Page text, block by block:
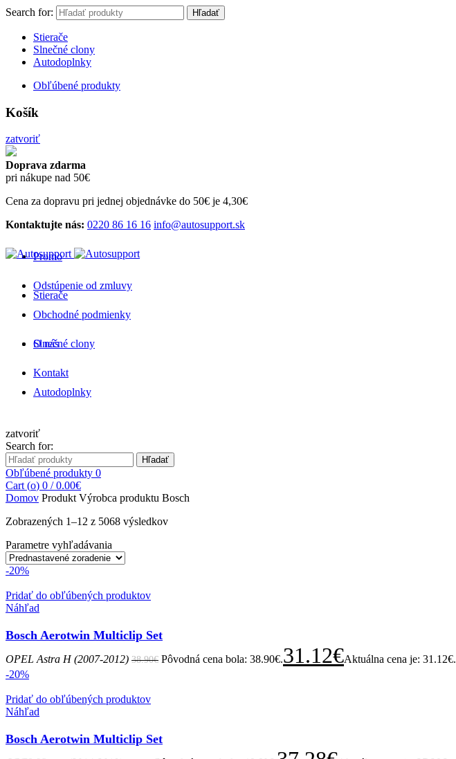
Search for: Hľadať
Stierače
Slnečné clony
Autodoplnky
Obľúbené produkty
Košík
zatvoriť
Doprava zdarma
pri nákupe nad 50€
Cena za dopravu pri jednej objednávke do 50€ je 4,30€
Kontaktujte nás: 0220 86 16 16 info@autosupport.sk
Promo
Odstúpenie od zmluvy
Obchodné podmienky
O nás
Kontakt
Stierače
Slnečné clony
Autodoplnky
zatvoriť
Search for:
Hľadať
Obľúbené produkty 0
Cart (o) 0 / 0.00€
Domov Produkt Výrobca produktu Bosch
Zobrazených 1–12 z 5068 výsledkov
Parametre vyhľadávania
-20%
Pridať do obľúbených produktov
Náhľad
Bosch Aerotwin Multiclip Set
OPEL Astra H (2007-2012) 38.90€ Pôvodná cena bola: 38.90€.31.12€Aktuálna cena je: 31.12€.
-20%
Pridať do obľúbených produktov
Náhľad
Bosch Aerotwin Multiclip Set